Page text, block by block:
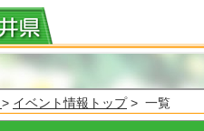
> イベント情報トップ> 一覧